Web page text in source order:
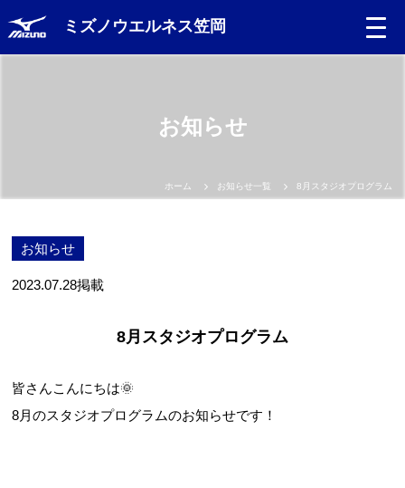
ミズノウエルネス笠岡
お知らせ
ホーム お知らせ一覧 8月スタジオプログラム
お知らせ
2023.07.28掲載
8月スタジオプログラム
皆さんこんにちは🌞
8月のスタジオプログラムのお知らせです！